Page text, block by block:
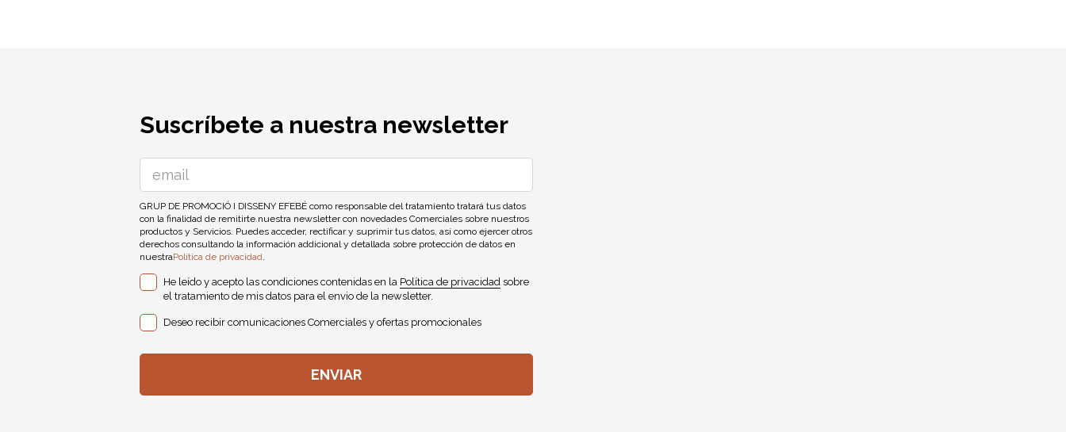
Suscríbete a nuestra newsletter
GRUP DE PROMOCIÓ I DISSENY EFEBÉ como responsable del tratamiento tratará tus datos
con la finalidad de remitirte nuestra newsletter con novedades Comerciales sobre nuestros
productos y Servicios. Puedes acceder, rectificar y suprimir tus datos, así como ejercer otros
derechos consultando la información addicional y detallada sobre protección de datos en
nuestraPolítica de privacidad.
He leído y acepto las condiciones contenidas en la Política de privacidadsobre
el tratamiento de mis datos para el envio de la newsletter.
Deseo recibir comunicaciones Comerciales y ofertas promocionales